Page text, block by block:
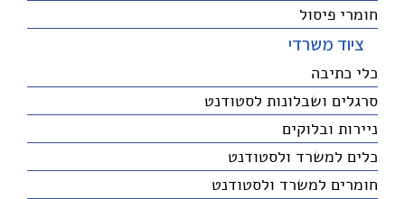
חומרי פיסול
ציוד משרדי
כלי כתיבה
סרגלים ושבלונות לסטודנט
ניירות ובלוקים
כלים למשרד ולסטודנט
חומרים למשרד ולסטודנט